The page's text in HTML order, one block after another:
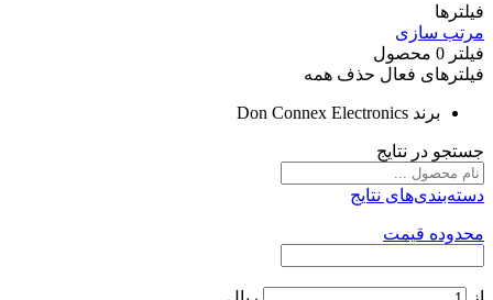
فیلترها
مرتب سازی
فیلتر 0 محصول
فیلترهای فعال حذف همه
برند Don Connex Electronics
جستجو در نتایج
دسته‌بندی‌های نتایج
محدوده قیمت